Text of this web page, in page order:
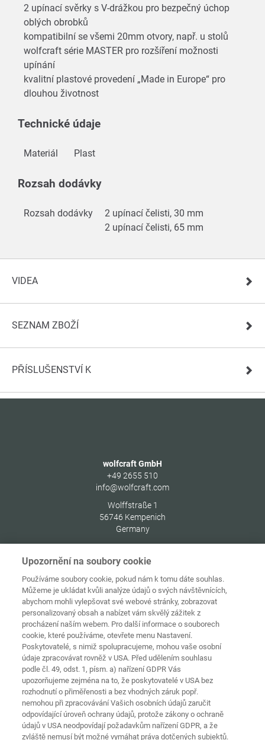
2 upínací svěrky s V-drážkou pro bezpečný úchop
oblých obrobků
kompatibilní se všemi 20mm otvory, např. u stolů
wolfcraft série MASTER pro rozšíření možnosti
upínání
kvalitní plastové provedení „Made in Europe“ pro
dlouhou životnost
Technické údaje
Materiál Plast
Rozsah dodávky
Rozsah dodávky
2 upínací čelisti, 30 mm
2 upínací čelisti, 65 mm
VIDEA
SEZNAM ZBOŽÍ
PŘÍSLUŠENSTVÍ K
wolfcraft GmbH
+49 2655 510
info@wolfcraft.com
Wolffstraße 1
56746 Kempenich
Germany
Domovská
stránka Kontakt Tiráž
Ochrana
osobních
Pravidla a
podmínky
Zásady
používání
souborů
cookie Přihlásit
Prohlášení o
bezbariérovosti
Nastavení souborů cookies
Upozornění na soubory cookie
Používáme soubory cookie, pokud nám k tomu dáte souhlas.
Můžeme je ukládat kvůli analýze údajů o svých návštěvnících,
abychom mohli vylepšovat své webové stránky, zobrazovat
personalizovaný obsah a nabízet vám skvělý zážitek z
procházení naším webem. Pro další informace o souborech
cookie, které používáme, otevřete menu Nastavení.
Poskytovatelé, s nimiž spolupracujeme, mohou vaše osobní
údaje zpracovávat rovněž v USA. Před udělením souhlasu
podle čl. 49, odst. 1, písm. a) nařízení GDPR Vás
upozorňujeme zejména na to, že poskytovatelé v USA bez
rozhodnutí o přiměřenosti a bez vhodných záruk popř.
nemohou při zpracovávání Vašich osobních údajů zaručit
odpovídající úroveň ochrany údajů, protože zákony o ochraně
údajů v USA neodpovídají požadavkům nařízení GDPR, a že
zvláště nemusí být možné vymáhat práva dotčených subjektů.